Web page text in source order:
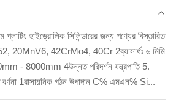
প্লাটিং হাইড্রোলিক সিলিন্ডারের জন্য পণ্যের বিস্তারিত
20MnV6, 42CrMo4, 40Cr 2ব্যাসার্ধঃ ৬ মিমি
- 8000mm 4উন্নত পরিদর্শন যন্ত্রপাতি 5.
বর্ণনা 1রাসায়নিক গঠন উপাদান C% এমএন% Si...